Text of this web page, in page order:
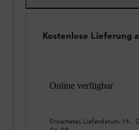
Kostenlose Lieferung
Online verfügbar
Erwartetes Lieferdatum: Mi.,